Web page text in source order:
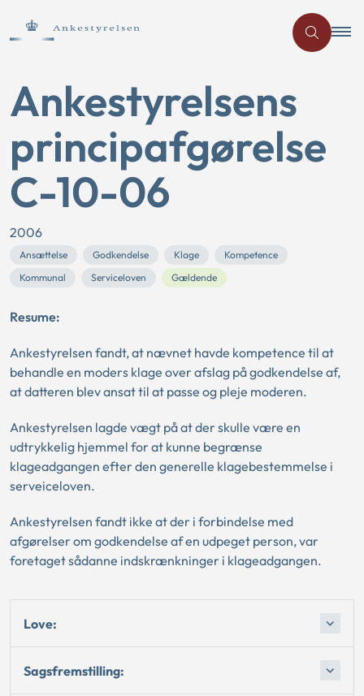
Ankestyrelsens
principafgørelse
C-10-06
2006
Ansættelse Godkendelse Klage
Kompetence
Kommunal
Serviceloven Gældende
Resume:
Ankestyrelsen fandt, at nævnet havde kompetence til at
behandle en moders klage over afslag på godkendelse af,
at datteren blev ansat til at passe og pleje moderen.
Ankestyrelsen lagde vægt på at der skulle være en
udtrykkelig hjemmel for at kunne begrænse
klageadgangen efter den generelle klagebestemmelse i
serveiceloven.
Ankestyrelsen fandt ikke at der i forbindelse med
afgørelser om godkendelse af en udpeget person, var
foretaget sådanne indskrænkninger i klageadgangen.
Love:
Sagsfremstilling: